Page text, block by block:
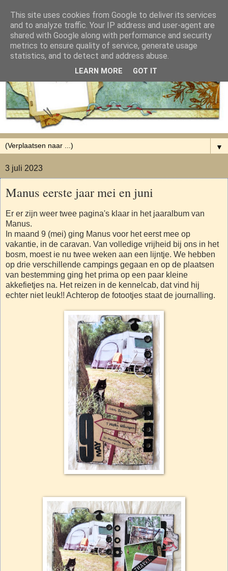
▼
3 juli 2023
Manus eerste jaar mei en juni
Er er zijn weer twee pagina's klaar in het jaaralbum van
Manus.
In maand 9 (mei) ging Manus voor het eerst mee op
vakantie, in de caravan. Van volledige vrijheid bij ons in het
bosm, moest ie nu twee weken aan een lijntje. We hebben
op drie verschillende campings gegaan en op de plaatsen
van bestemming ging het prima op een paar kleine
akkefietjes na. Het reizen in de kennelcab, dat vind hij
echter niet leuk!! Achterop de fotootjes staat de journalling.
This site uses cookies from Google to deliver its services
and to analyze traffic. Your IP address and user-agent are
shared with Google along with performance and security
metrics to ensure quality of service, generate usage
statistics, and to detect and address abuse.
LEARN MORE GOT IT